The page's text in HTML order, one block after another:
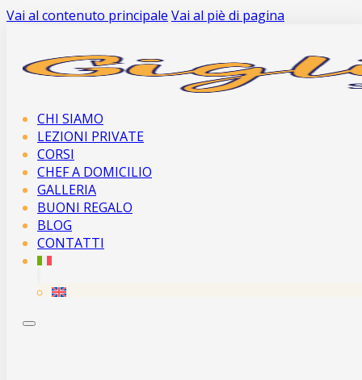
Vai al contenuto principale Vai al piè di pagina
CHI SIAMO
LEZIONI PRIVATE
CORSI
CHEF A DOMICILIO
GALLERIA
BUONI REGALO
BLOG
CONTATTI